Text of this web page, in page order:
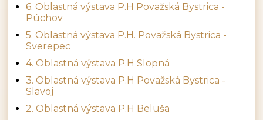
6. Oblastná výstava P.H Považská Bystrica -
Púchov
5. Oblastná výstava P.H. Považská Bystrica -
Sverepec
4. Oblastná výstava P.H Slopná
3. Oblastná výstava P.H Považská Bystrica -
Slavoj
2. Oblastná výstava P.H Beluša